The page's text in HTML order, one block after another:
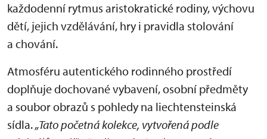
každodenní rytmus aristokratické rodiny, výchovu
dětí, jejich vzdělávání, hry i pravidla stolování
a chování.
Atmosféru autentického rodinného prostředí
doplňuje dochované vybavení, osobní předměty
a soubor obrazů s pohledy na liechtensteinská
sídla.„Tato početná kolekce, vytvořená podle